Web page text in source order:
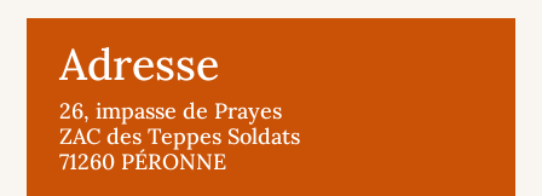
Adresse
26, impasse de Prayes
ZAC des Teppes Soldats
71260 PÉRONNE